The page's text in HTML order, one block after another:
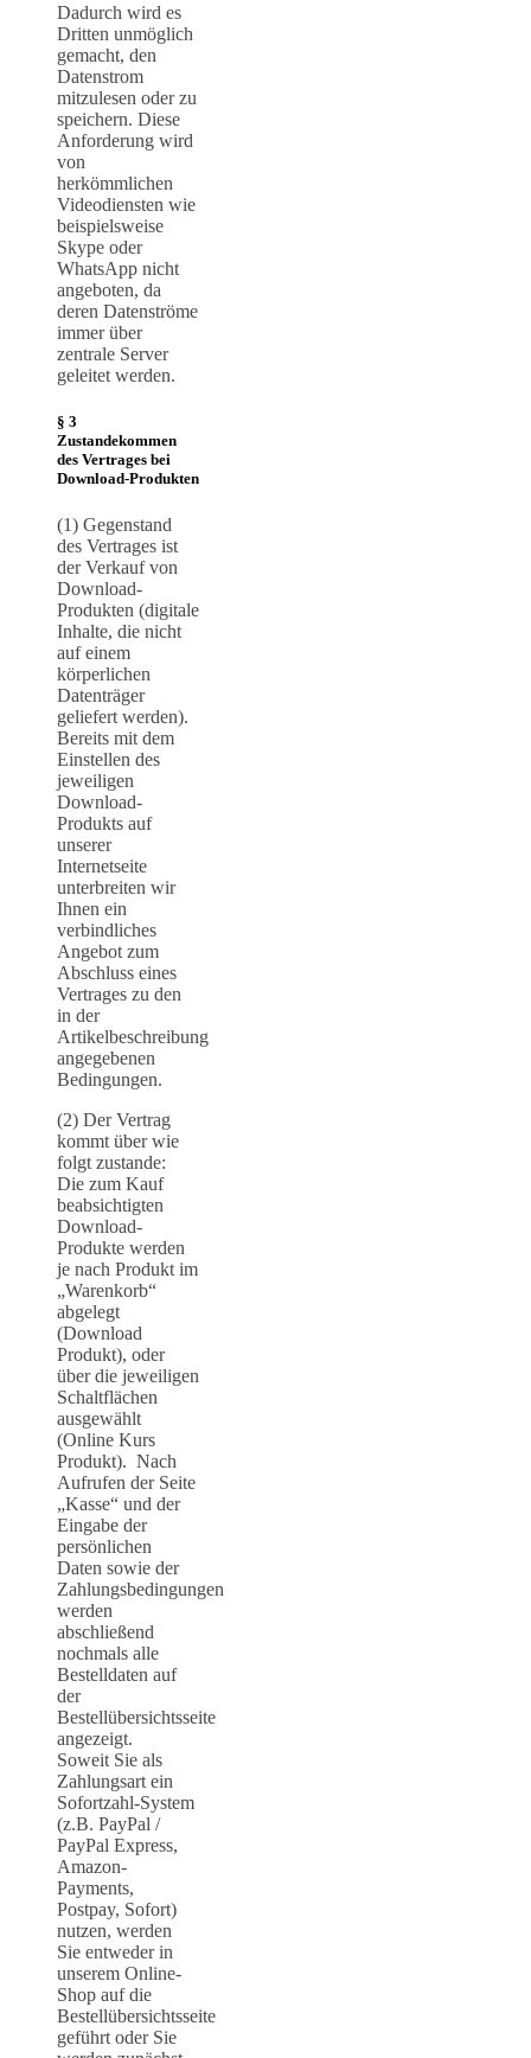
Dadurch wird es
Dritten unmöglich
gemacht, den
Datenstrom
mitzulesen oder zu
speichern. Diese
Anforderung wird
von
herkömmlichen
Videodiensten wie
beispielsweise
Skype oder
WhatsApp nicht
angeboten, da
deren Datenströme
immer über
zentrale Server
geleitet werden.
§ 3
Zustandekommen
des Vertrages bei
Download-Produkten
(1) Gegenstand
des Vertrages ist
der Verkauf von
Download-
Produkten (digitale
Inhalte, die nicht
auf einem
körperlichen
Datenträger
geliefert werden).
Bereits mit dem
Einstellen des
jeweiligen
Download-
Produkts auf
unserer
Internetseite
unterbreiten wir
Ihnen ein
verbindliches
Angebot zum
Abschluss eines
Vertrages zu den
in der
Artikelbeschreibung
angegebenen
Bedingungen.
(2) Der Vertrag
kommt über wie
folgt zustande:
Die zum Kauf
beabsichtigten
Download-
Produkte werden
je nach Produkt im
„Warenkorb“
abgelegt
(Download
Produkt), oder
über die jeweiligen
Schaltflächen
ausgewählt
(Online Kurs
Produkt). Nach
Aufrufen der Seite
„Kasse“ und der
Eingabe der
persönlichen
Daten sowie der
Zahlungsbedingungen
werden
abschließend
nochmals alle
Bestelldaten auf
der
Bestellübersichtsseite
angezeigt.
Soweit Sie als
Zahlungsart ein
Sofortzahl-System
(z.B. PayPal /
PayPal Express,
Amazon-
Payments,
Postpay, Sofort)
nutzen, werden
Sie entweder in
unserem Online-
Shop auf die
Bestellübersichtsseite
geführt oder Sie